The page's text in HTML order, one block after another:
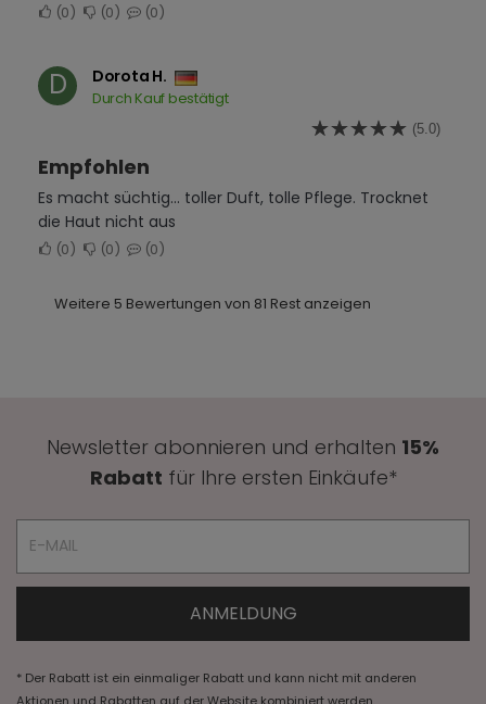
0 0 0
D Dorota H.
Durch Kauf bestätigt
(5.0)
Empfohlen
Es macht süchtig... toller Duft, tolle Pflege. Trocknet
die Haut nicht aus
0 0 0
Weitere 5 Bewertungen von 81 Rest anzeigen
Newsletter abonnieren und erhalten 15%
Rabatt für Ihre ersten Einkäufe*
* Der Rabatt ist ein einmaliger Rabatt und kann nicht mit anderen